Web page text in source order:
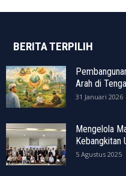
BERITA TERPILIH
Arah di
31 Januari 2026
Mengelola
Kebangkitan
5 Agustus 2025